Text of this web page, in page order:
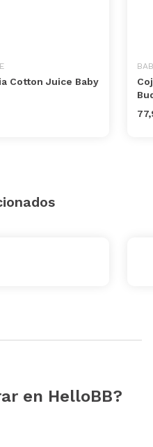
Cotton Juice Baby
en HelloBB?